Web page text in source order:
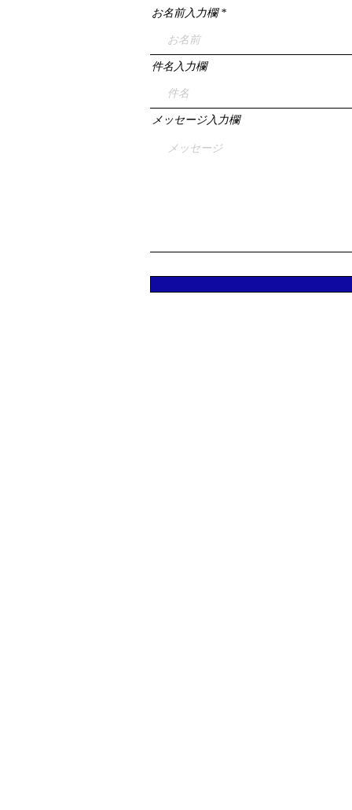
お名前入力欄
件名入力欄
メッセージ入力欄